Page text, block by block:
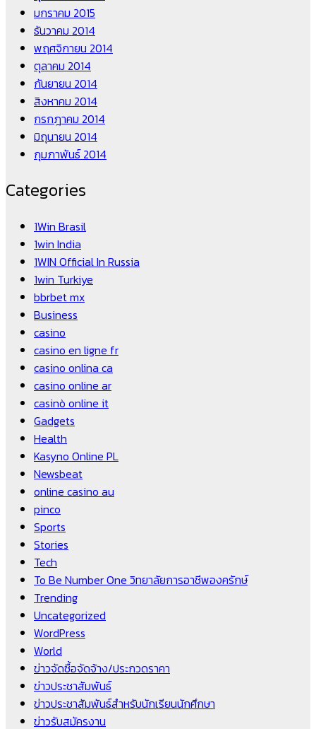
มกราคม 2015
ธันวาคม 2014
พฤศจิกายน 2014
ตุลาคม 2014
กันยายน 2014
สิงหาคม 2014
กรกฎาคม 2014
มิถุนายน 2014
กุมภาพันธ์ 2014
Categories
1Win Brasil
1win India
1WIN Official In Russia
1win Turkiye
bbrbet mx
Business
casino
casino en ligne fr
casino onlina ca
casino online ar
casinò online it
Gadgets
Health
Kasyno Online PL
Newsbeat
online casino au
pinco
Sports
Stories
Tech
To Be Number One วิทยาลัยการอาชีพองครักษ์
Trending
Uncategorized
WordPress
World
ข่าวจัดซื้อจัดจ้าง/ประกวดราคา
ข่าวประชาสัมพันธ์
ข่าวประชาสัมพันธ์สำหรับนักเรียนนักศึกษา
ข่าวรับสมัครงาน